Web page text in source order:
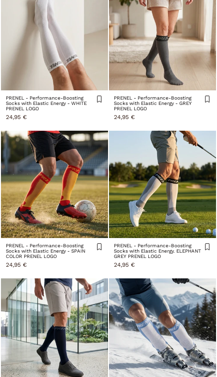
PRENEL - Performance-Boosting
Socks with Elastic Energy - WHITE
PRENEL LOGO
24,95 €
PRENEL - Performance-Boosting
Socks with Elastic Energy - GREY
PRENEL LOGO
24,95 €
PRENEL - Performance-Boosting
Socks with Elastic Energy - SPAIN
COLOR PRENEL LOGO
24,95 €
PRENEL - Performance-Boosting
Socks with Elastic Energy. ELEPHANT
GREY PRENEL LOGO
24,95 €